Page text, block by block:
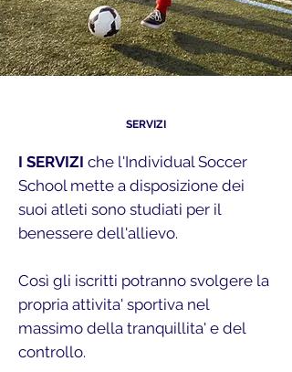
SERVIZI
I SERVIZI che l'Individual Soccer
School mette a disposizione dei
suoi atleti sono studiati per il
benessere dell'allievo.
Così gli iscritti potranno svolgere la
propria attivita' sportiva nel
massimo della tranquillita' e del
controllo.